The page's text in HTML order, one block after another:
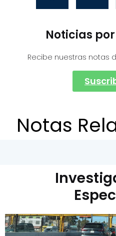
Noticias
Recibe nuestras notas
Notas